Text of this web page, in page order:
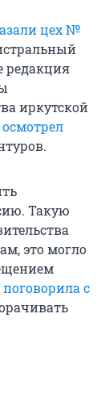
цех №
редакция
иркутской
Такую
это могло
поговорила с